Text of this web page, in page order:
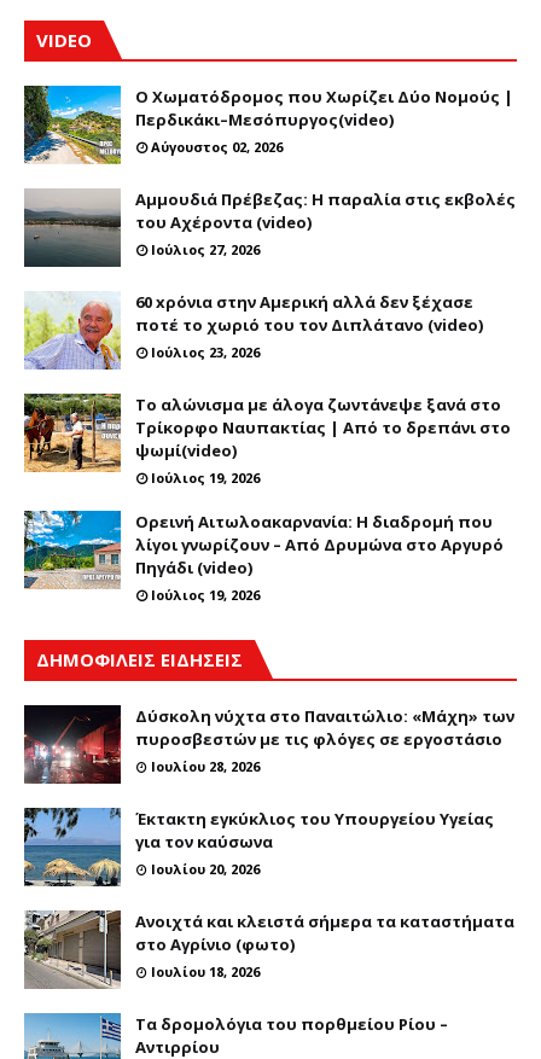
VIDEO
Ο Χωματόδρομος που Χωρίζει Δύο Νομούς |
Περδικάκι–Μεσόπυργος(video)
Αύγουστος 02, 2026
Αμμουδιά Πρέβεζας: Η παραλία στις εκβολές
του Αχέροντα (video)
Ιούλιος 27, 2026
60 xρόνια στην Αμερική αλλά δεν ξέχασε
ποτέ το χωριό του τον Διπλάτανο (video)
Ιούλιος 23, 2026
Το αλώνισμα με άλογα ζωντάνεψε ξανά στο
Τρίκορφο Ναυπακτίας | Από το δρεπάνι στο
ψωμί(video)
Ιούλιος 19, 2026
Ορεινή Αιτωλοακαρνανία: Η διαδρομή που
λίγοι γνωρίζουν – Από Δρυμώνα στο Αργυρό
Πηγάδι (video)
Ιούλιος 19, 2026
ΔΗΜΟΦΙΛΕΙΣ ΕΙΔΗΣΕΙΣ
Δύσκολη νύχτα στο Παναιτώλιο: «Μάχη» των
πυροσβεστών με τις φλόγες σε εργοστάσιο
Ιουλίου 28, 2026
Έκτακτη εγκύκλιος του Υπουργείου Υγείας
για τον καύσωνα
Ιουλίου 20, 2026
Ανοιχτά και κλειστά σήμερα τα καταστήματα
στο Αγρίνιο (φωτο)
Ιουλίου 18, 2026
Τα δρομολόγια του πορθμείου Ρίου –
Αντιρρίου